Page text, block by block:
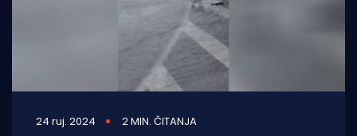
24 ruj. 2024 2 MIN. ČITANJA